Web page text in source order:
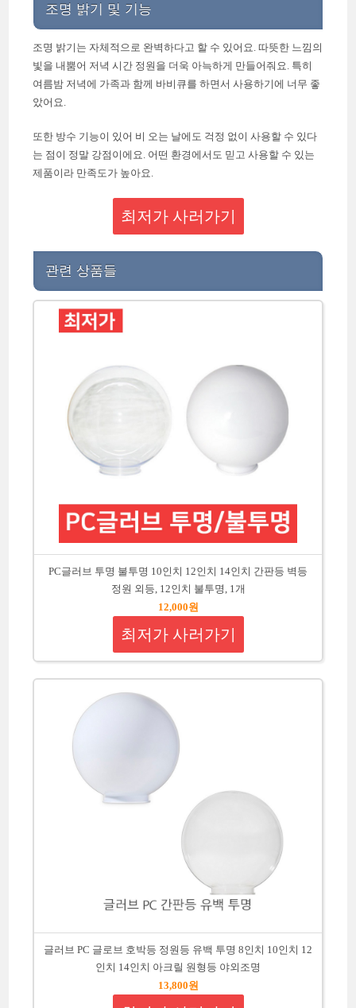
조명 밝기 및 기능
조명 밝기는 자체적으로 완벽하다고 할 수 있어요. 따뜻한 느낌의
빛을 내뿜어 저녁 시간 정원을 더욱 아늑하게 만들어줘요. 특히
여름밤 저녁에 가족과 함께 바비큐를 하면서 사용하기에 너무 좋
았어요.
또한 방수 기능이 있어 비 오는 날에도 걱정 없이 사용할 수 있다
는 점이 정말 강점이에요. 어떤 환경에서도 믿고 사용할 수 있는
제품이라 만족도가 높아요.
최저가 사러가기
관련 상품들
PC글러브 투명 불투명 10인치 12인치 14인치 간판등 벽등
정원 외등, 12인치 불투명, 1개
12,000원
최저가 사러가기
글러브 PC 글로브 호박등 정원등 유백 투명 8인치 10인치 12
인치 14인치 아크릴 원형등 야외조명
13,800원